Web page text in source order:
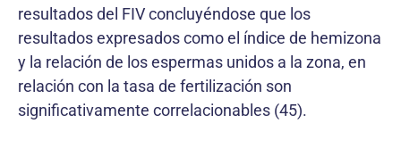
resultados del FIV concluyéndose que los
resultados expresados como el índice de hemizona
y la relación de los espermas unidos a la zona, en
relación con la tasa de fertilización son
significativamente correlacionables (45).